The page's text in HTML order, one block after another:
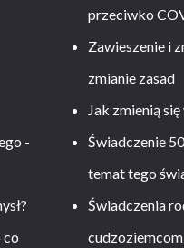
-
co
przeciwko
Zawieszenie i
zmianie zasad
Jak zmienią
Świadczenie
temat tego
Świadczenia
cudzoziemcom